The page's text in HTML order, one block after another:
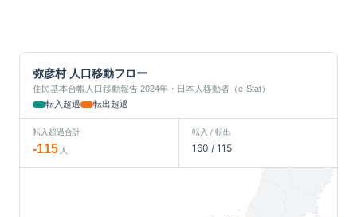
弥彦村人口移動フロー
住民基本台帳人口移動報告 2024年・日本人移動者（e-Stat）
転入超過
転出超過
転入超過合計
-115 人
転入 / 転出
160 / 115